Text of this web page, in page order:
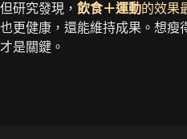
但研究發現， 飲食＋運動的效果
也更健康，還能維持成果。想瘦
才是關鍵。